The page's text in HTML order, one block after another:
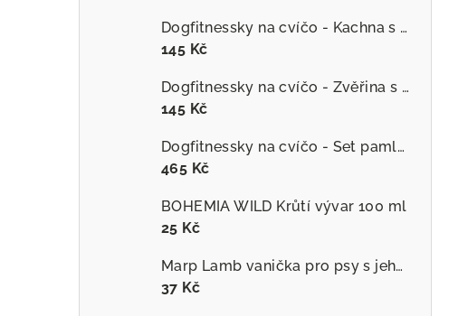
Dogfitnessky na cvíčo - Kachna s červenou řepou
145 Kč
Dogfitnessky na cvíčo - Zvěřina s jablky
145 Kč
Dogfitnessky na cvíčo - Set pamlsků
465 Kč
BOHEMIA WILD Krůtí vývar 100 ml
25 Kč
Marp Lamb vanička pro psy s jehněčím
37 Kč